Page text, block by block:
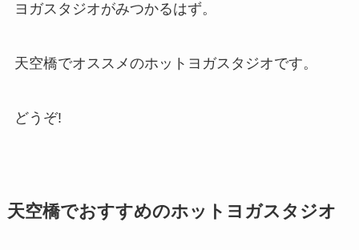
ヨガスタジオがみつかるはず。
天空橋でオススメのホットヨガスタジオです。
どうぞ!
天空橋でおすすめのホットヨガスタジオ